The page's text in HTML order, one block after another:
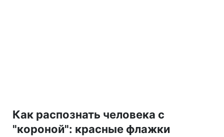
Как распознать человека с
"короной": красные флажки